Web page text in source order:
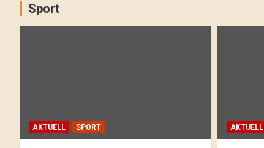
Sport
AKTUELL SPORT AKTUELL